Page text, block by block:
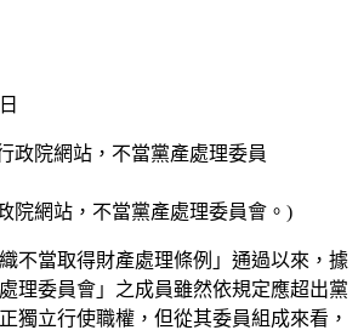
院網站，不當黨產處理委員會。)
不當取得財產處理條例」通過以來，據
理委員會」之成員雖然依規定應超出黨
獨立行使職權，但從其委員組成來看，